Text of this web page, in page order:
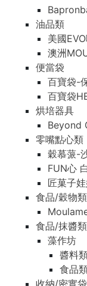
油品類
美國
澳洲
便當袋
百寶袋-
百寶袋
烘培器具
Beyond
零嘴點心類
穀慕蒎-
FUN心
匠菓子
食品/穀物類
食品/抹醬類
藻作坊
醬料
食品
收納/密實